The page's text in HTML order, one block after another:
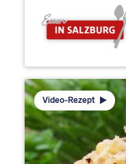
Video-Rezept